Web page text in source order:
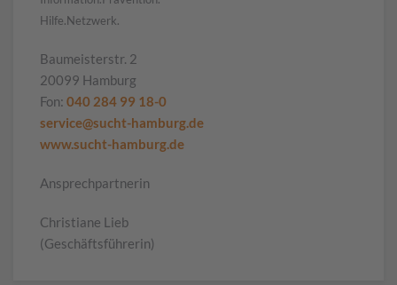
Hilfe.Netzwerk.
Baumeisterstr. 2
20099 Hamburg
Fon: 040 284 99 18-0
service@sucht-hamburg.de
www.sucht-hamburg.de
Ansprechpartnerin
Christiane Lieb
(Geschäftsführerin)